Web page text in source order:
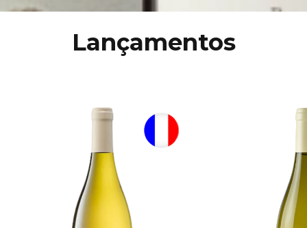
Lançamentos